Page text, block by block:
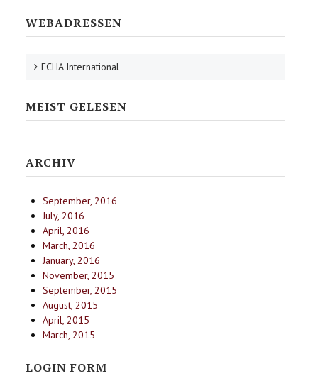
WEBADRESSEN
ECHA International
MEIST GELESEN
ARCHIV
September, 2016
July, 2016
April, 2016
March, 2016
January, 2016
November, 2015
September, 2015
August, 2015
April, 2015
March, 2015
LOGIN FORM